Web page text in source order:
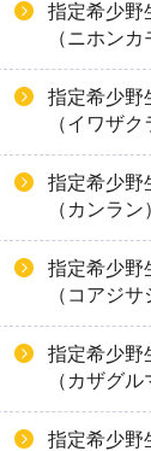
指定希少野
（ニホンカ
指定希少野
（イワザク
指定希少野
（カンラン
指定希少野
（コアジサ
指定希少野
（カザグル
指定希少野